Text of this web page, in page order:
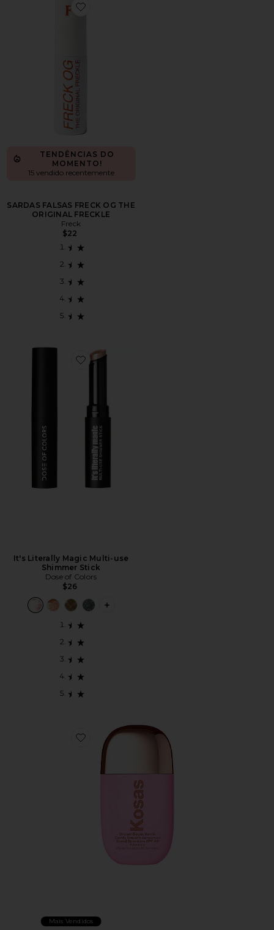
Favorite SARDAS FALSAS FRECK OG THE ORIGINAL
TENDÊNCIAS DO
MOMENTO!
15 vendido recentemente
SARDAS FALSAS FRECK OG THE
ORIGINAL FRECKLE
Freck
$22
Favorite It's Literally Magic Multi-use Shimmer Stick
It's Literally Magic Multi-use
Shimmer Stick
Dose of Colors
$26
PLUS ICON TO SEE MORE OPTIONS
Favorite Dreambeam Comfy Smooth Sunscreen
Mais Vendidos